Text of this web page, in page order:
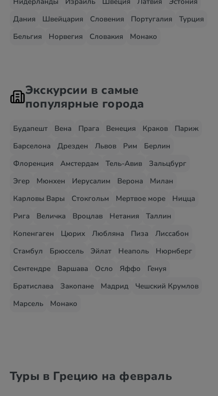
Дания
Швейцария Словения Португалия
Турция
Бельгия
Норвегия Словакия Монако
Экскурсии в самые
популярные города
Будапешт Вена Прага Венеция Краков
Париж
Барселона
Дрезден Львов Рим
Берлин
Флоренция
Амстердам Тель-Авив
Зальцбург
Эгер
Мюнхен Иерусалим Верона
Милан
Карловы Вары
Стокгольм Мертвое море
Ницца
Рига
Величка Вроцлав Нетания
Таллин
Копенгаген
Цюрих Любляна Пиза
Лиссабон
Стамбул
Брюссель Эйлат Неаполь
Нюрнберг
Сентендре
Варшава Осло Яффо
Генуя
Братислава
Закопане Мадрид
Чешский Крумлов
Марсель
Монако
Туры в Грецию на февраль